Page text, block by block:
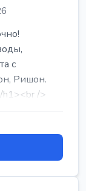
с
Ришон.
h1><br />